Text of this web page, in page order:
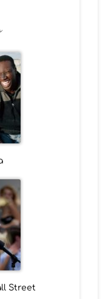
Street